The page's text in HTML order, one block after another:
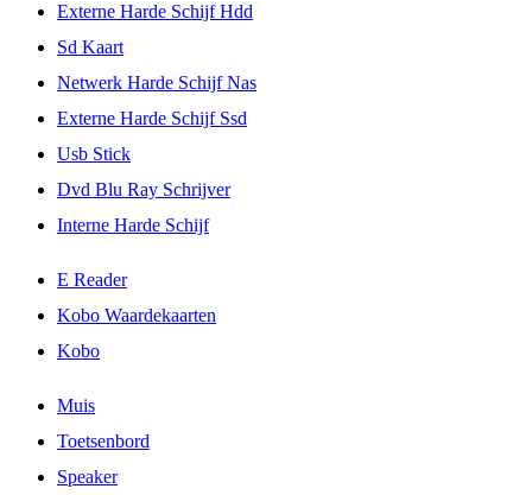
Externe Harde Schijf Hdd
Sd Kaart
Netwerk Harde Schijf Nas
Externe Harde Schijf Ssd
Usb Stick
Dvd Blu Ray Schrijver
Interne Harde Schijf
E Reader
Kobo Waardekaarten
Kobo
Muis
Toetsenbord
Speaker